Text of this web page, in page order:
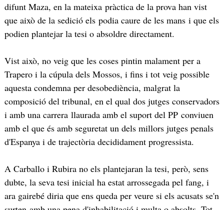
difunt Maza, en la mateixa pràctica de la prova han vist
que això de la sedició els podia caure de les mans i que els
podien plantejar la tesi o absoldre directament.
Vist això, no veig que les coses pintin malament per a
Trapero i la cúpula dels Mossos, i fins i tot veig possible
aquesta condemna per desobediència, malgrat la
composició del tribunal, en el qual dos jutges conservadors
i amb una carrera llaurada amb el suport del PP conviuen
amb el que és amb seguretat un dels millors jutges penals
d'Espanya i de trajectòria decididament progressista.
A Carballo i Rubira no els plantejaran la tesi, però, sens
dubte, la seva tesi inicial ha estat arrossegada pel fang, i
ara gairebé diria que ens queda per veure si els acusats se'n